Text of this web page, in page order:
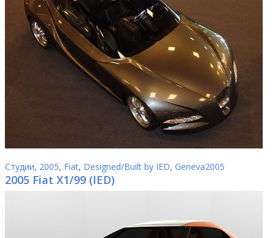
Студии, 2005, Fiat, Designed/Built by IED, Geneva2005
2005 Fiat X1/99 (IED)